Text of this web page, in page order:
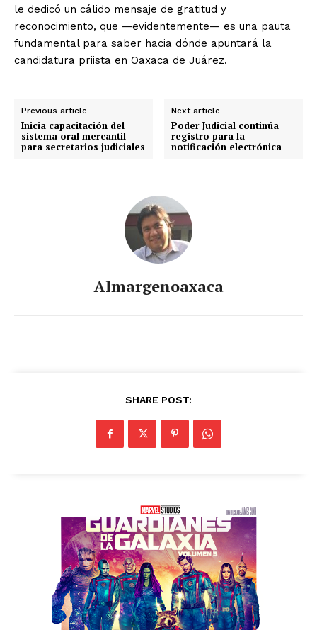
le dedicó un cálido mensaje de gratitud y
reconocimiento, que —evidentemente— es una pauta
fundamental para saber hacia dónde apuntará la
candidatura priista en Oaxaca de Juárez.
Previous article
Inicia capacitación del
sistema oral mercantil
para secretarios judiciales
Next article
Poder Judicial continúa
registro para la
notificación electrónica
Almargenoaxaca
SHARE POST: